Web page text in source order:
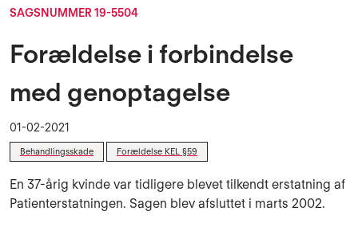
SAGSNUMMER 19-5504
Forældelse i forbindelse
med genoptagelse
01-02-2021
Behandlingsskade Forældelse KEL §59
En 37-årig kvinde var tidligere blevet tilkendt erstatning af
Patienterstatningen. Sagen blev afsluttet i marts 2002.